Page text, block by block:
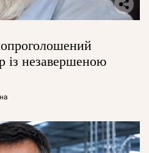
із незавершеною